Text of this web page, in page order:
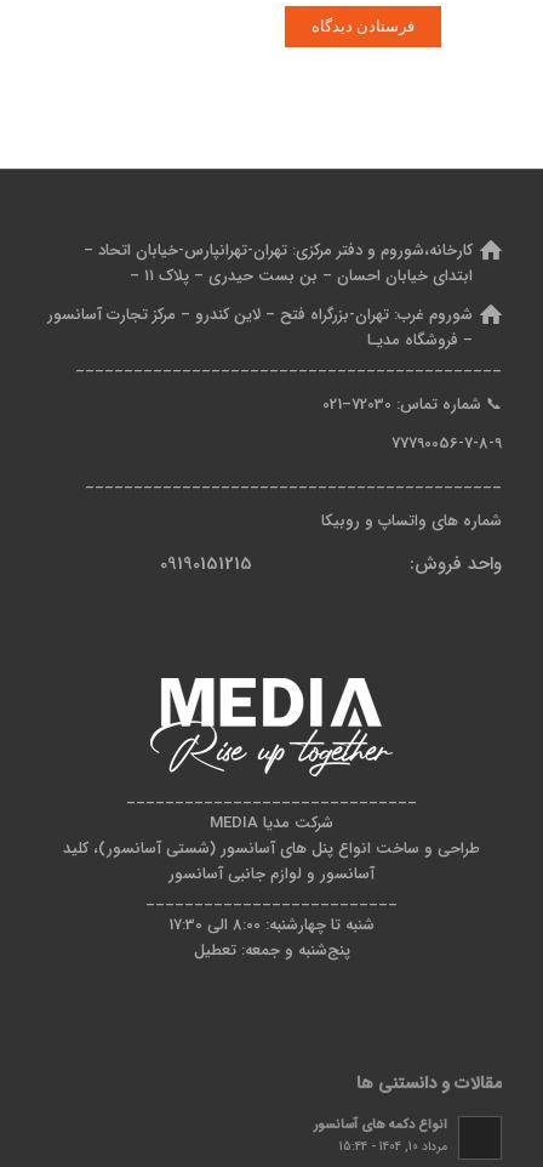
کارخانه،شوروم و دفتر مرکزی:تهران-تهرانپارس-خیابان اتحاد –
ابتدای خیابان احسان – بن بست حیدری – پلاک ۱۱ –
شوروم غرب:تهران-بزرگراه فتح – لاین کندرو – مرکز تجارت آسانسور
– فروشگاه مدیـا
____________________________________________
📞 شماره تماس: 7 2030
–
021
77790056-7-8-9
___________________________________________
شماره های واتساپ و روبیکا
واحد فروش: 09190151215
______________________________
شرکت مدیا MEDIA
طراحی و ساخت انواع پنل های آسانسور (شستی آسانسور)، کلید
آسانسور و لوازم جانبی آسانسور
__________________________
شنبه تا چهارشنبه: 8:00 الی 17:30
پنج‌شنبه و جمعه: تعطیل
مقالات و دانستنی ها
انواع دکمه های آسانسور
مرداد 10, 1404 - 15:44